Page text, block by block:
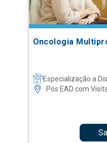
Oncologia
Especialização a
Pós EAD com